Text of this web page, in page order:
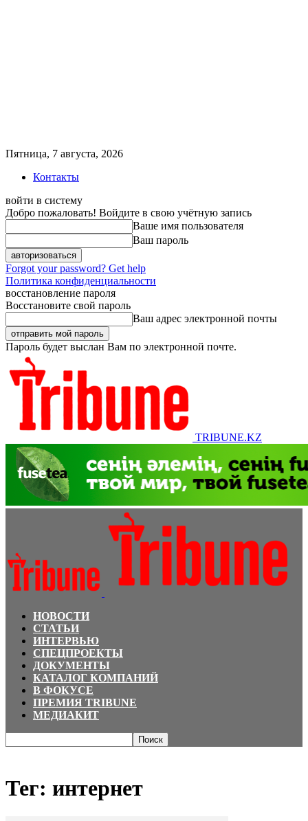
Пятница, 7 августа, 2026
Контакты
войти в систему
Добро пожаловать! Войдите в свою учётную запись
Ваше имя пользователя
Ваш пароль
Forgot your password? Get help
Политика конфиденциальности
восстановление пароля
Восстановите свой пароль
Ваш адрес электронной почты
Пароль будет выслан Вам по электронной почте.
TRIBUNE.KZ
НОВОСТИ
СТАТЬИ
ИНТЕРВЬЮ
СПЕЦПРОЕКТЫ
ДОКУМЕНТЫ
КАТАЛОГ КОМПАНИЙ
В ФОКУСЕ
ПРЕМИЯ TRIBUNE
МЕДИАКИТ
Тег: интернет